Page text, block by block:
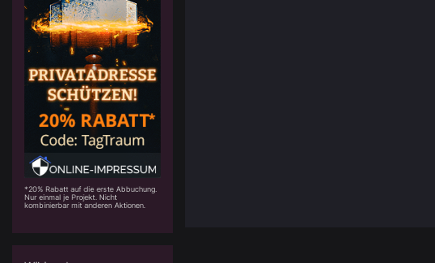
*20% Rabatt auf die erste Abbuchung.
Nur einmal je Projekt. Nicht
kombinierbar mit anderen Aktionen.